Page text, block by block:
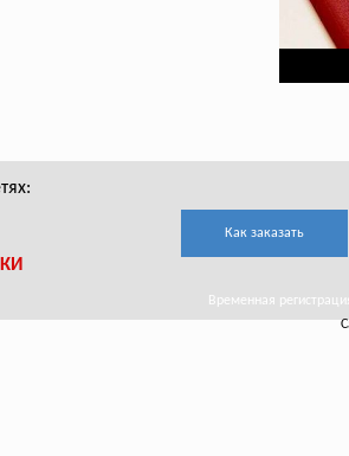
Как заказать
Временная